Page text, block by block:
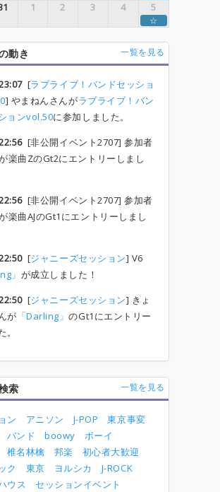
1 2 3 4 5
☆
動き 一覧を見る
[ラブライブ！バンドセッショ
] やまねんさんがラブライブ！バン
ョンvol.50に参加しました。
[非公開イベント2707] 参加者
楽曲ZのGt2にエントリーしまし
[非公開イベント2707] 参加者
楽曲AJのGt1にエントリーしまし
[ジャニーズセッション] V6
」 が成立しました！
[ジャニーズセッション] きょ
が 「Darling」のGt1にエントリー
。
索 一覧を見る
ン アニソン J-POP
東京事変
バンド boowy
ボーイ
椎名林檎 邦楽
初心者大歓迎
ク
東京 ヨルシカ
J-ROCK
ウス
セッションイベント